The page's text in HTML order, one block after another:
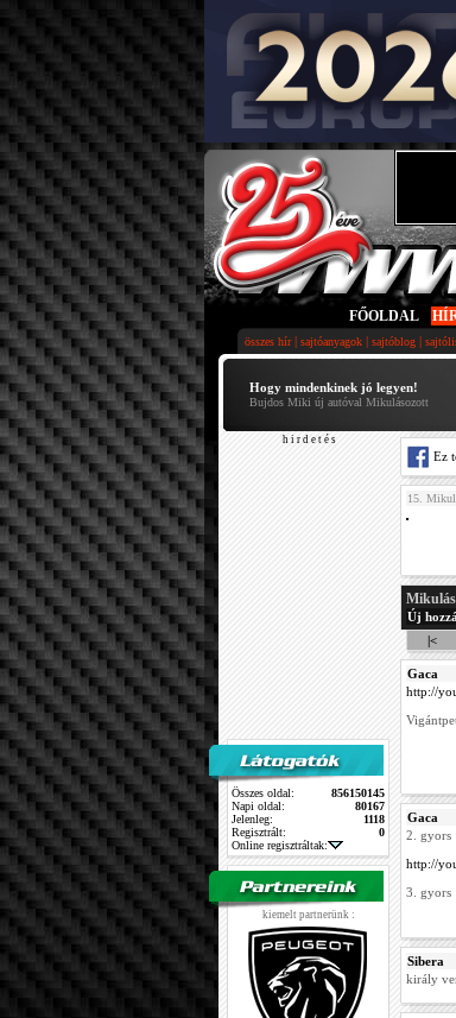
FŐOLDAL
összes hír| sajtóanyagok | sajtóblog |
Hogy mindenkinek jó legyen!
Bujdos Miki új autóval Mikulásozott
h i r d e t é s
Összes oldal:
856150145
Napi oldal:
80167
Jelenleg:
1118
Regisztrált:
0
Online regisztráltak:
kiemelt partnerünk :
Ez
15.
Új
|<
Gaca
http://
Gaca
2. gyors
http://
3. gyors :
Sibera
király